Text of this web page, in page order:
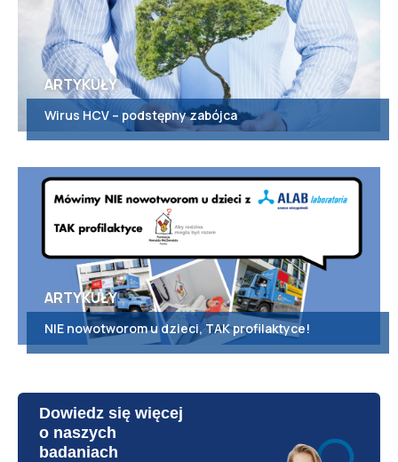
ARTYKUŁY
Wirus HCV – podstępny zabójca
ARTYKUŁY
NIE nowotworom u dzieci, TAK profilaktyce!
Dowiedz się więcej
o naszych
badaniach